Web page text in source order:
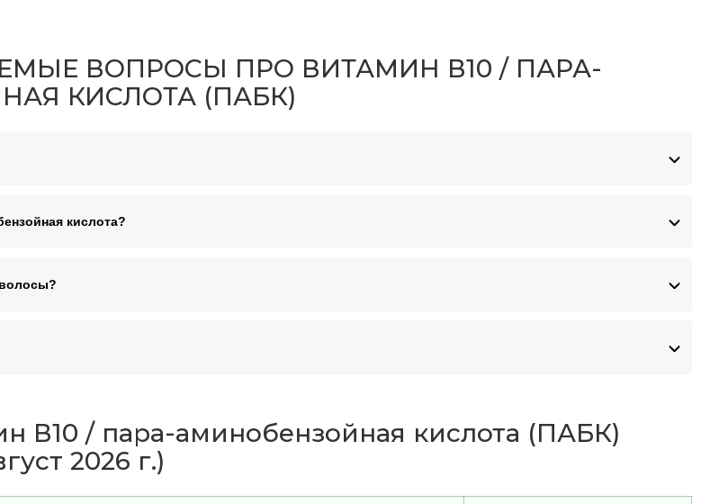
ВОПРОСЫ ПРО ВИТАМИН В10 / ПАРА-
КИСЛОТА (ПАБК)
кислота?
В10 / пара-аминобензойная кислота (ПАБК)
2026 г.)